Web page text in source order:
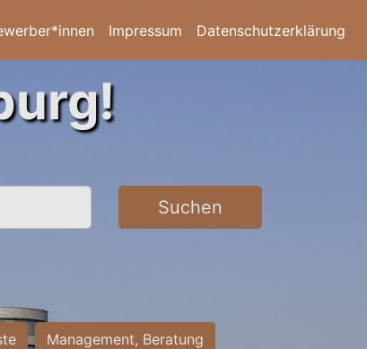
Impressum Datenschutzerklärung
Suchen
Management, Beratung